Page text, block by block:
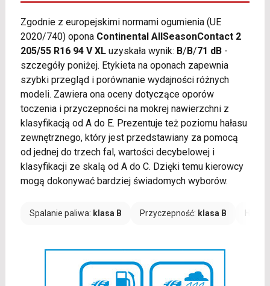
Zgodnie z europejskimi normami ogumienia (UE
2020/740) opona Continental AllSeasonContact 2
205/55 R16 94 V XLuzyskała wynik: B/B/71 dB-
szczegóły poniżej. Etykieta na oponach zapewnia
szybki przegląd i porównanie wydajności różnych
modeli. Zawiera ona oceny dotyczące oporów
toczenia i przyczepności na mokrej nawierzchni z
klasyfikacją od A do E. Prezentuje też poziomu hałasu
zewnętrznego, który jest przedstawiany za pomocą
od jednej do trzech fal, wartości decybelowej i
klasyfikacji ze skalą od A do C. Dzięki temu kierowcy
mogą dokonywać bardziej świadomych wyborów.
Spalanie paliwa: klasa B Przyczepność: klasa B Hałas: